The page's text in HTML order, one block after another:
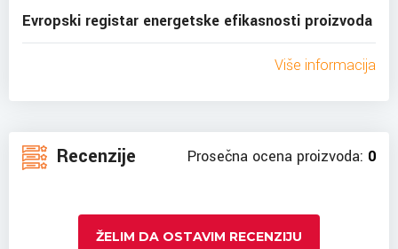
Evropski registar energetske efikasnosti proizvoda
Više informacija
Recenzije Prosečna ocena proizvoda: 0
ŽELIM DA OSTAVIM RECENZIJU